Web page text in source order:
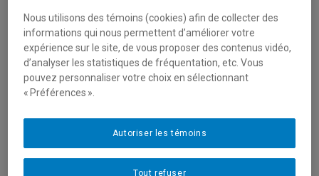
associée du Centr’ERE, a
obtenu une subvention
Connexion du CRSH pour
l’événement « Des Chenaux
mange écolo »
L’évènement « Des Chenaux mange écolo » va être
organisé avec la MRC des Chenaux dans la région de la
Nous utilisons des témoins (cookies) afin de collecter des
informations qui nous permettent d’améliorer votre
expérience sur le site, de vous proposer des contenus vidéo,
d’analyser les statistiques de fréquentation, etc. Vous
pouvez personnaliser votre choix en sélectionnant
« Préférences ».
Tout refuser
Autoriser les témoins